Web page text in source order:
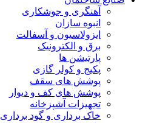
آهنگری و جوشکاری
انبوه سازان
ایزولاسیون و آسفالت
برق و الکترونیک
پارتیشن ها
پکیج و کولر گازی
پوشش های سقف
پوشش های کف و دیوار
تجهیزات آشپزخانه
خاک برداری و گود برداری